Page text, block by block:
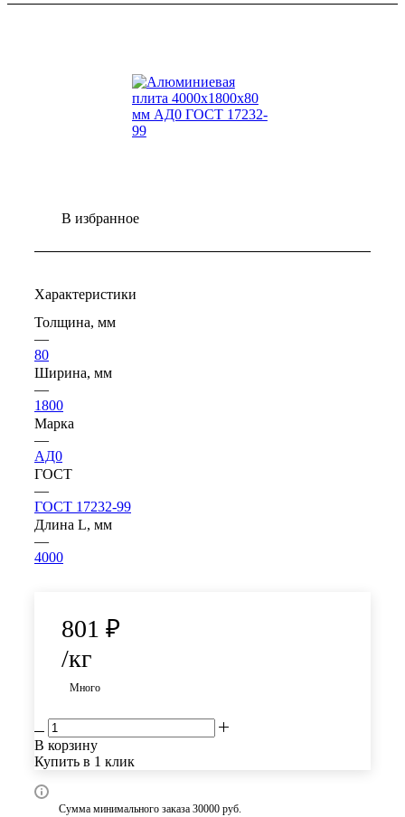
В избранное
Характеристики
Толщина, мм
—
80
Ширина, мм
—
1800
Марка
—
АД0
ГОСТ
—
ГОСТ 17232-99
Длина L, мм
—
4000
801 ₽
/кг
Много
В корзину
Купить в 1 клик
Сумма минимального заказа 30000 руб.